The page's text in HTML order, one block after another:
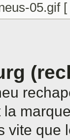
05.gif
vite que